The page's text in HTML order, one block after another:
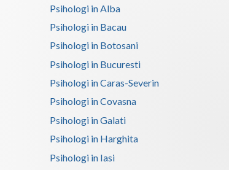
Psihologi in Alba
Psihologi in Bacau
Psihologi in Botosani
Psihologi in Bucuresti
Psihologi in Caras-Severin
Psihologi in Covasna
Psihologi in Galati
Psihologi in Harghita
Psihologi in Iasi